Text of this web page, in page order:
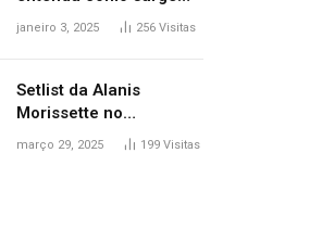
as gerações
janeiro 3, 2025 256 Visitas
Setlist da Alanis
Morissette no
Lollapalooza: veja
março 29, 2025 199 Visitas